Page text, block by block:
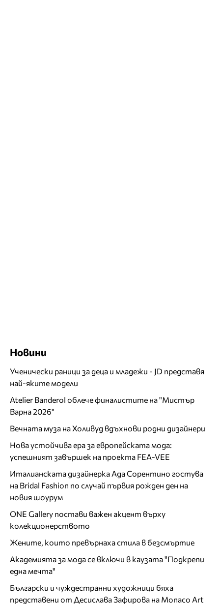
Новини
Ученически раници за деца и младежи - JD представя
най-яките модели
Atelier Banderol облече финалистите на "Мистър
Варна 2026"
Вечната муза на Холивуд вдъхнови родни дизайнери
Нова устойчива ера за европейската мода:
успешният завършек на проекта FEA-VEE
Италианската дизайнерка Ада Сорентино гостува
на Bridal Fashion по случай първия рожден ден на
новия шоурум
ONE Gallery постави важен акцент върху
колекционерството
Жените, които превърнаха стила в безсмъртие
Академията за мода се включи в каузата "Подкрепи
една мечта"
Български и чуждестранни художници бяха
представени от Десислава Зафирова на Monaco Art